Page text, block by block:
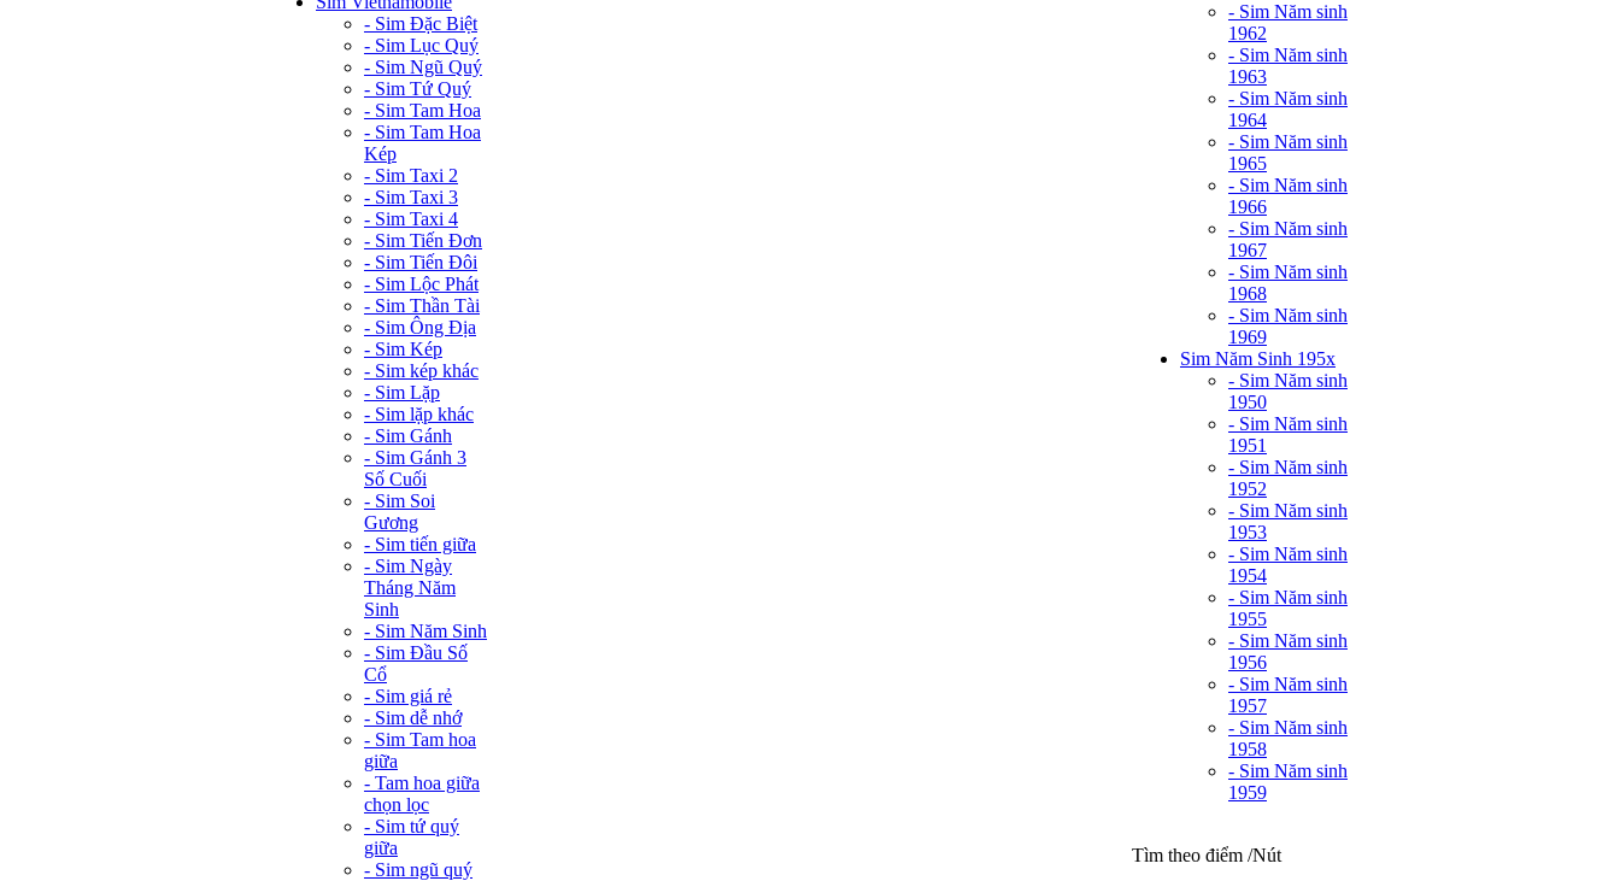
- Sim Đặc Biệt
- Sim Lục Quý
- Sim Ngũ Quý
- Sim Tứ Quý
- Sim Tam Hoa
- Sim Tam Hoa
Kép
- Sim Taxi 2
- Sim Taxi 3
- Sim Taxi 4
- Sim Tiến Đơn
- Sim Tiến Đôi
- Sim Lộc Phát
- Sim Thần Tài
- Sim Ông Địa
- Sim Kép
- Sim kép khác
- Sim Lặp
- Sim lặp khác
- Sim Gánh
- Sim Gánh 3
Số Cuối
- Sim Soi
Gương
- Sim tiến giữa
- Sim Ngày
Tháng Năm
Sinh
- Sim Năm Sinh
- Sim Đầu Số
Cổ
- Sim giá rẻ
- Sim dễ nhớ
- Sim Tam hoa
giữa
- Tam hoa giữa
chọn lọc
- Sim tứ quý
giữa
- Sim ngũ quý
- Sim Năm sinh
1962
- Sim Năm sinh
1963
- Sim Năm sinh
1964
- Sim Năm sinh
1965
- Sim Năm sinh
1966
- Sim Năm sinh
1967
- Sim Năm sinh
1968
- Sim Năm sinh
1969
Sim Năm Sinh 195x
- Sim Năm sinh
1950
- Sim Năm sinh
1951
- Sim Năm sinh
1952
- Sim Năm sinh
1953
- Sim Năm sinh
1954
- Sim Năm sinh
1955
- Sim Năm sinh
1956
- Sim Năm sinh
1957
- Sim Năm sinh
1958
- Sim Năm sinh
1959
Tìm theo điểm /Nút